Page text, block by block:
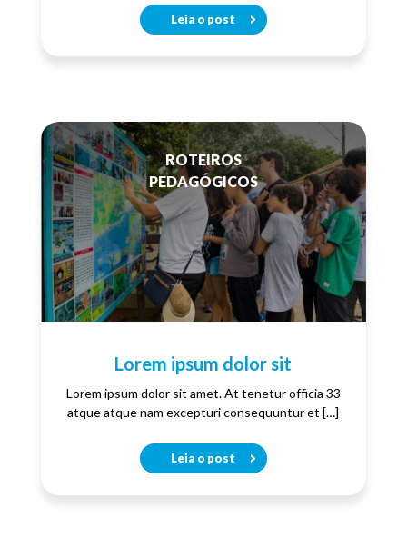
Leia o post
ROTEIROS
PEDAGÓGICOS
Lorem ipsum dolor sit
Lorem ipsum dolor sit amet. At tenetur officia 33
atque atque nam excepturi consequuntur et […]
Leia o post